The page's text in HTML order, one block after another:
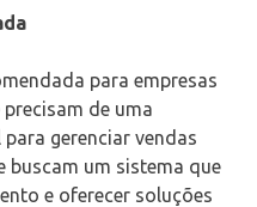
para empresas
de uma
gerenciar vendas
buscam um sistema que
e oferecer soluções